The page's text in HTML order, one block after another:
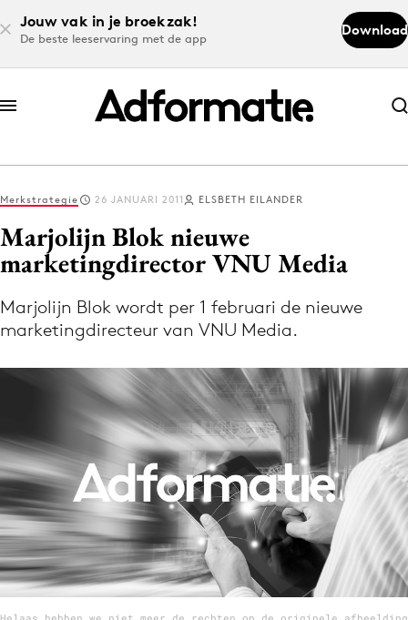
Jouw vak in je broekzak!
De beste leeservaring met de app
Download
Abonneer nu
Abonneer nu
Log in
Volg het laatste nieuws via de Adformatie
Nieuws app
Menu
Home
9 sept: GenAI-training
12 nov: MarketingLive!
Adverteren
Merkstrategie 26 JANUARI 2011 ELSBETH EILANDER
Marjolijn Blok nieuwe
marketingdirector VNU Media
Marjolijn Blok wordt per 1 februari de nieuwe
marketingdirecteur van VNU Media.